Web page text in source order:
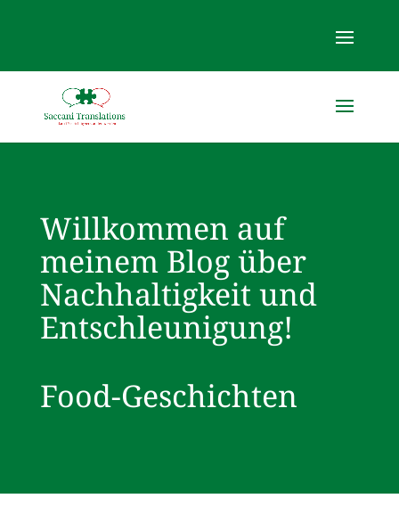
Willkommen auf
meinem Blog über
Nachhaltigkeit und
Entschleunigung!
Food-Geschichten